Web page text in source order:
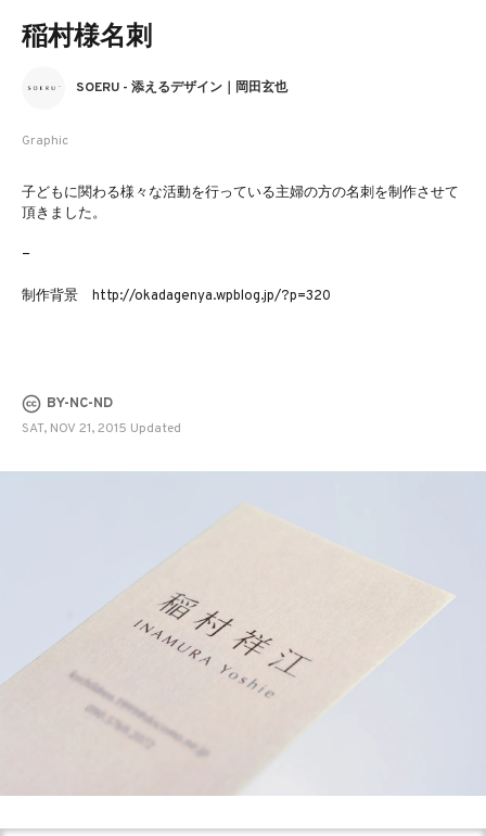
稲村様名刺
Graphic
SOERU - 添えるデザイン｜岡田玄也
子どもに関わる様々な活動を行っている主婦の方の名刺を制作させて
頂きました。
−
制作背景 http://okadagenya.wpblog.jp/?p=320
BY-NC-ND
SAT, NOV 21, 2015 Updated